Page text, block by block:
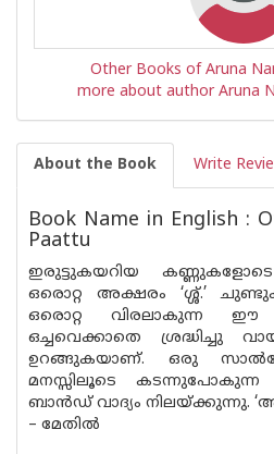
Other Books of Aruna
more about author Aruna
About the Book Write
Book Name in English :
Paattu
ഇരുട്ടുകയറിയ
ഒരൊറ്റ അക്ഷരം ‘ശ്ശ്.’
ഒരൊറ്റ വിരലാകുന്ന
ഒച്ചവെക്കാതെ ശ്രദ്ധിച്ചു
ഉറങ്ങുകയാണ്. ഒരു
മനസ്സിലൂടെ കടന്നുപോകുന്ന
ബാന്‍ഡ് വാദ്യം നിലയ്ക്കുന്നു.
– മേതില്‍